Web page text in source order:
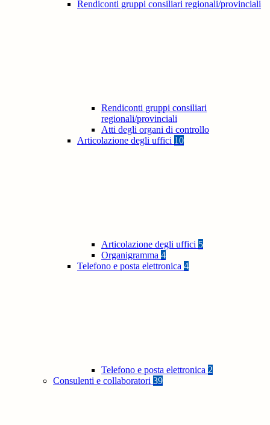
Rendiconti gruppi consiliari regionali/provinciali
Rendiconti gruppi consiliari
regionali/provinciali
Atti degli organi di controllo
Articolazione degli uffici 10
Articolazione degli uffici 5
Organigramma 4
Telefono e posta elettronica 4
Telefono e posta elettronica 2
Consulenti e collaboratori 39